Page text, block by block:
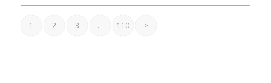
1 2 3 … 110 >